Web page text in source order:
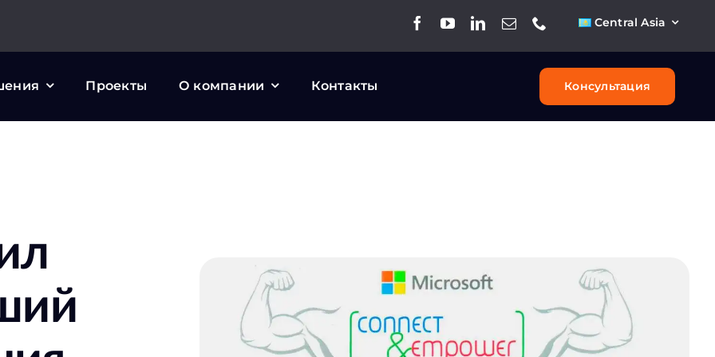
Central Asia
Проекты О компании Контакты Консультация